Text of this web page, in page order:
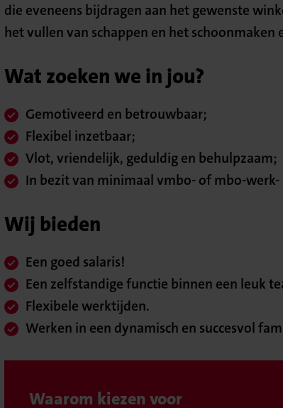
die eveneens bijdragen aan het gewenste
het vullen van schappen en het
Wat zoeken we in jou?
Gemotiveerd en betrouwbaar;
Flexibel inzetbaar;
Vlot, vriendelijk, geduldig en behulpzaam;
In bezit van minimaal vmbo- of mbo-werk-
Wij bieden
Een goed salaris!
Een zelfstandige functie binnen een leuk
Flexibele werktijden.
Werken in een dynamisch en succesvol
Waarom kiezen voor